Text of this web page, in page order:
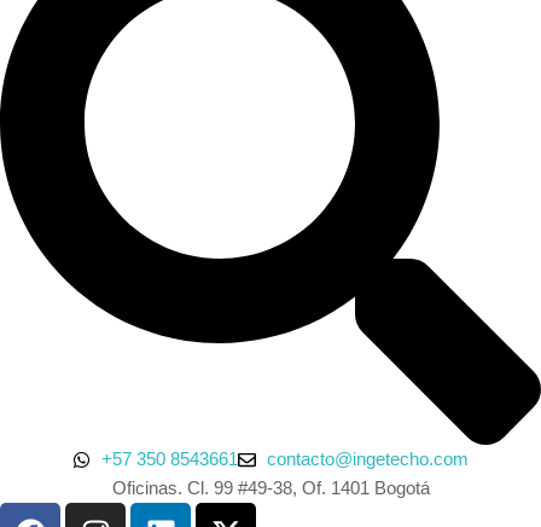
+57 350 8543661
contacto@ingetecho.com
Oficinas. Cl. 99 #49-38, Of. 1401 Bogotá